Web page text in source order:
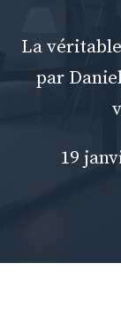
La
par
19